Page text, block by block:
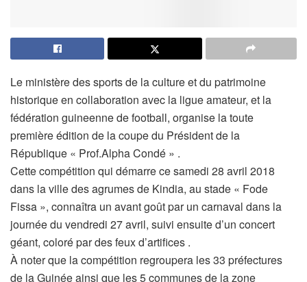
Le ministère des sports de la culture et du patrimoine
historique en collaboration avec la ligue amateur, et la
fédération guineenne de football, organise la toute
première édition de la coupe du Président de la
République « Prof.Alpha Condé » .
Cette compétition qui démarre ce samedi 28 avril 2018
dans la ville des agrumes de Kindia, au stade « Fode
Fissa », connaîtra un avant goût par un carnaval dans la
journée du vendredi 27 avril, suivi ensuite d’un concert
géant, coloré par des feux d’artifices .
À noter que la compétition regroupera les 33 préfectures
de la Guinée ainsi que les 5 communes de la zone